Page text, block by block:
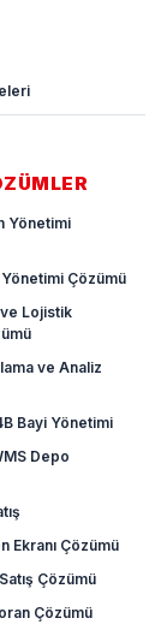
Yönetimi
Çözümü
Lojistik
ve Analiz
Bayi Yönetimi
Depo
Ekranı Çözümü
Çözümü
Çözümü